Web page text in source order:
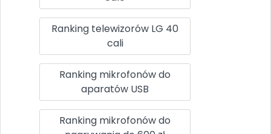
Ranking telewizorów LG 40
cali
Ranking mikrofonów do
aparatów USB
Ranking mikrofonów do